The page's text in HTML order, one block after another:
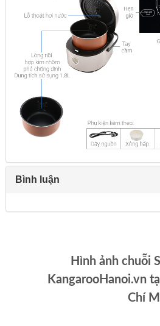
Bình luận
Hình ảnh chuỗi
KangarooHanoi.vn
Chí